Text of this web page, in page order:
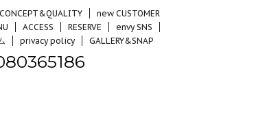
CONCEPT&QUALITY
new CUSTOMER
ACCESS RESERVE
envy SNS
privacy policy GALLERY&SNAP